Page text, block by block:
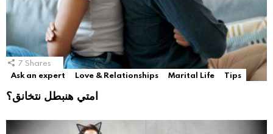
7 Shares
Ask an expert
Love & Relationships Marital Life Tips
امتي هنبطل نتخانق؟